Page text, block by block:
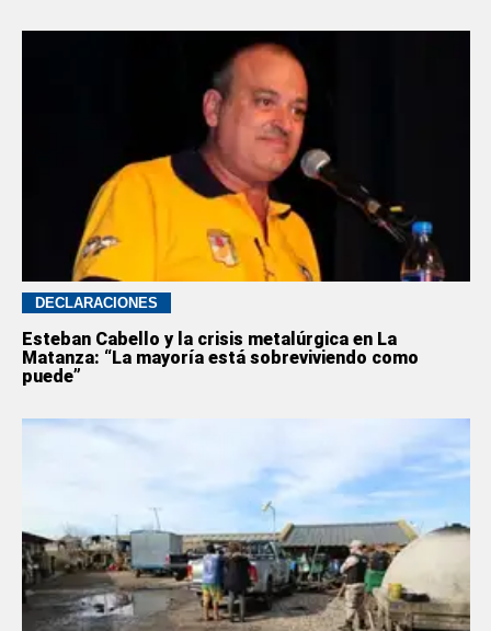
DECLARACIONES
Esteban Cabello y la crisis metalúrgica en La
Matanza: “La mayoría está sobreviviendo como
puede”